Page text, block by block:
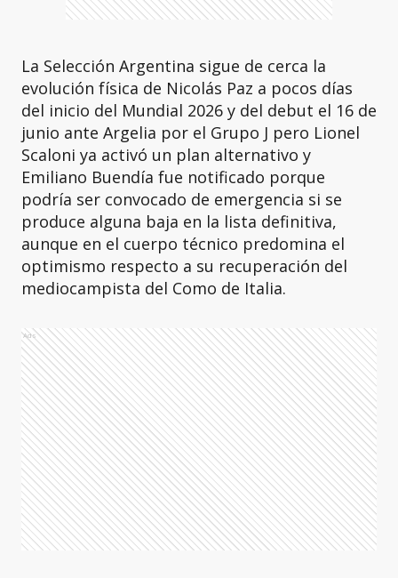
La Selección Argentina sigue de cerca la
evolución física de Nicolás Paz a pocos días
del inicio del Mundial 2026 y del debut el 16 de
junio ante Argelia por el Grupo J pero Lionel
Scaloni ya activó un plan alternativo y
Emiliano Buendía fue notificado porque
podría ser convocado de emergencia si se
produce alguna baja en la lista definitiva,
aunque en el cuerpo técnico predomina el
optimismo respecto a su recuperación del
mediocampista del Como de Italia.
Ads